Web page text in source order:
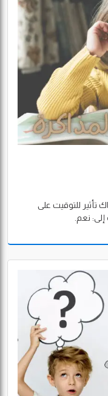
تأثير للتوقيت على
إلى: نعم.